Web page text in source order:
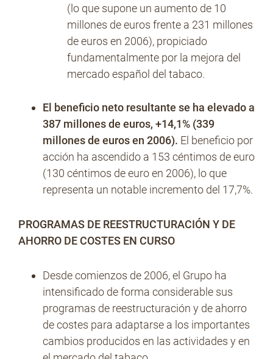
(lo que supone un aumento de 10
millones de euros frente a 231 millones
de euros en 2006), propiciado
fundamentalmente por la mejora del
mercado español del tabaco.
El beneficio neto resultante se ha elevado a
387 millones de euros, +14,1% (339
millones de euros en 2006). El beneficio por
acción ha ascendido a 153 céntimos de euro
(130 céntimos de euro en 2006), lo que
representa un notable incremento del 17,7%.
PROGRAMAS DE REESTRUCTURACIÓN Y DE
AHORRO DE COSTES EN CURSO
Desde comienzos de 2006, el Grupo ha
intensificado de forma considerable sus
programas de reestructuración y de ahorro
de costes para adaptarse a los importantes
cambios producidos en las actividades y en